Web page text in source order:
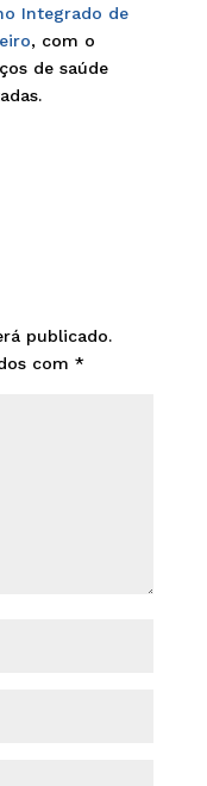
Integrado de
, com o
de saúde
publicado.
com *